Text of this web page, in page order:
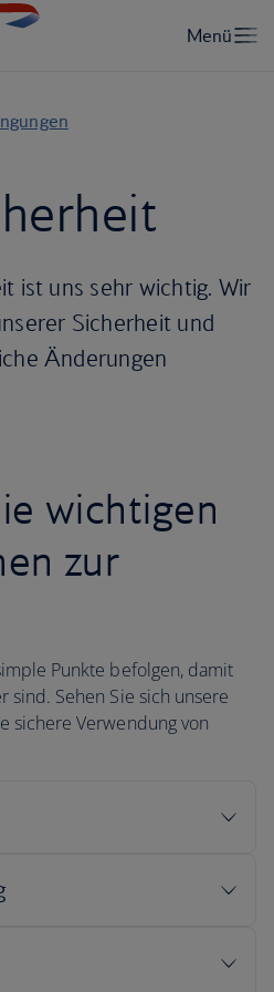
ist uns sehr wichtig. Wir
Sicherheit und
Änderungen
wichtigen
zur
Punkte befolgen, damit
sind. Sehen Sie sich unsere
sichere Verwendung von